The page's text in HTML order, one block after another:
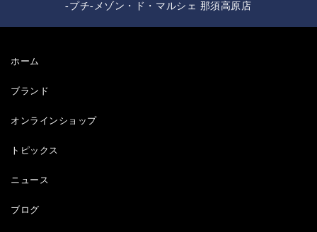
-プチ-メゾン・ド・マルシェ 那須高原店
ホーム
ブランド
オンラインショップ
トピックス
ニュース
ブログ